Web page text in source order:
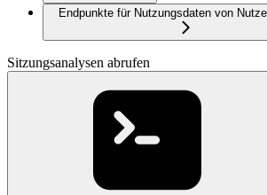
Endpunkte für Nutzungsdaten von
Sitzungsanalysen abrufen